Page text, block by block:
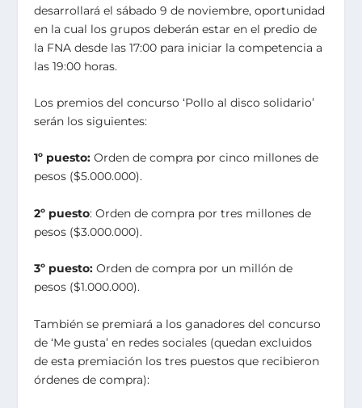
desarrollará el sábado 9 de noviembre, oportunidad
en la cual los grupos deberán estar en el predio de
la FNA desde las 17:00 para iniciar la competencia a
las 19:00 horas.
Los premios del concurso ‘Pollo al disco solidario’
serán los siguientes:
1º puesto: Orden de compra por cinco millones de
pesos ($5.000.000).
2º puesto: Orden de compra por tres millones de
pesos ($3.000.000).
3º puesto: Orden de compra por un millón de
pesos ($1.000.000).
También se premiará a los ganadores del concurso
de ‘Me gusta’ en redes sociales (quedan excluidos
de esta premiación los tres puestos que recibieron
órdenes de compra):